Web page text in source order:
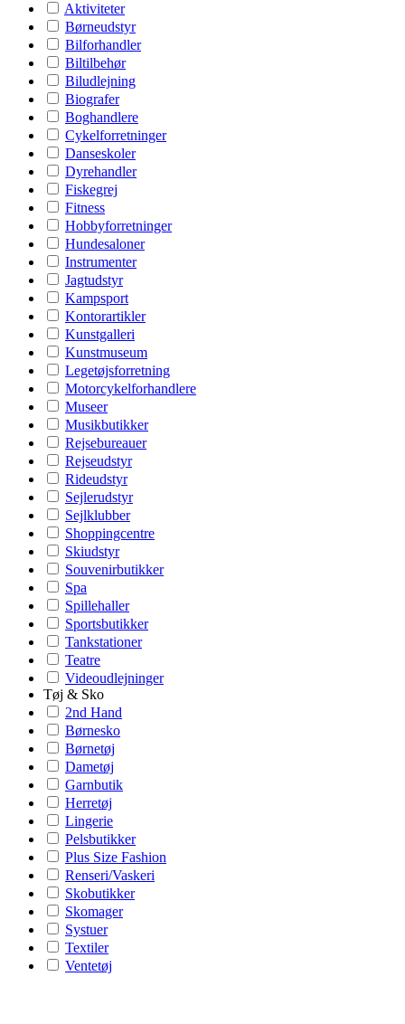
Aktiviteter
Børneudstyr
Bilforhandler
Biltilbehør
Biludlejning
Biografer
Boghandlere
Cykelforretninger
Danseskoler
Dyrehandler
Fiskegrej
Fitness
Hobbyforretninger
Hundesaloner
Instrumenter
Jagtudstyr
Kampsport
Kontorartikler
Kunstgalleri
Kunstmuseum
Legetøjsforretning
Motorcykelforhandlere
Museer
Musikbutikker
Rejsebureauer
Rejseudstyr
Rideudstyr
Sejlerudstyr
Sejlklubber
Shoppingcentre
Skiudstyr
Souvenirbutikker
Spa
Spillehaller
Sportsbutikker
Tankstationer
Teatre
Videoudlejninger
Tøj & Sko
2nd Hand
Børnesko
Børnetøj
Dametøj
Garnbutik
Herretøj
Lingerie
Pelsbutikker
Plus Size Fashion
Renseri/Vaskeri
Skobutikker
Skomager
Systuer
Textiler
Ventetøj